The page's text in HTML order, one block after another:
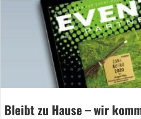
Bleibt zu Hause – wir